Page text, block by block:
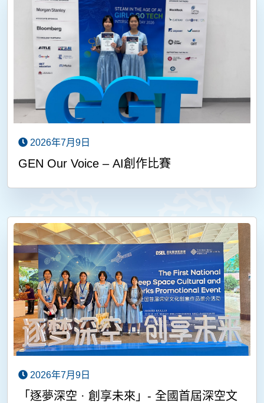
2026年7月9日
GEN Our Voice – AI創作比賽
2026年7月9日
「逐夢深空 · 創享未來」- 全國首屆深空文